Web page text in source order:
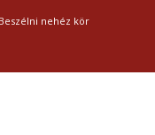
Beszélni nehéz kör